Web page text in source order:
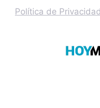
Política de